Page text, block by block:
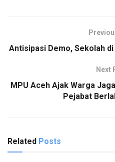
Antisipasi Demo, Sekolah
Next
MPU Aceh Ajak Warga
Pejabat
Related Posts